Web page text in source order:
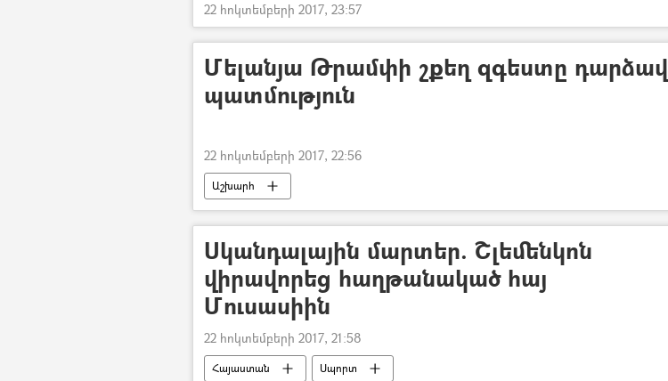
22 հոկտեմբերի 2017, 23:57
Մելանյա Թրամփի շքեղ զգեստը դարձավ
պատմություն
22 հոկտեմբերի 2017, 22:56
Աշխարհ
Սկանդալային մարտեր. Շլեմենկոն
վիրավորեց հաղթանակած հայ
Մուսասիին
22 հոկտեմբերի 2017, 21:58
Հայաստան Սպորտ